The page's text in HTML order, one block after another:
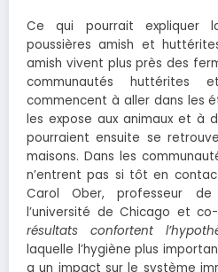
Ce qui pourrait expliquer
poussières amish et
amish vivent plus près des
communautés huttérites
commencent à aller dans les
les expose aux animaux et à
pourraient ensuite se
maisons. Dans les
n’entrent pas si tôt en
Carol Ober, professeur
l’université de Chicago et
résultats confortent
laquelle l’hygiène plus
a un impact sur le système